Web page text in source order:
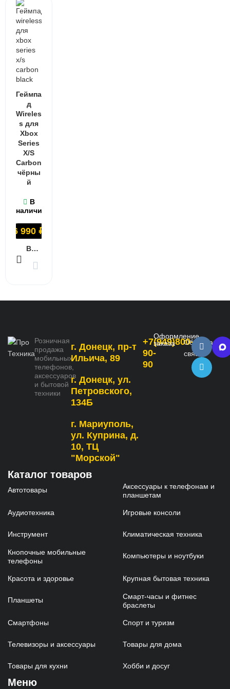
Геймпа
д
Wireles
s для
Xbox
Series
X/S
Carbon
чёрны
й
В
наличии
6 990 ₽
В КОРЗИНУ
Розничная
продажа
мобильных
телефонов,
аксессуаров
и бытовой
техники
г. Донецк, пр-т
Ильича, 89
г. Донецк, ул.
Петровского,
134Б
г. Мариуполь,
ул. Куприна, д.
10, ТЦ
"Морской"
+7(949)800-
90-
90
Оформление
заказа
Обратная
связь
Каталог товаров
Автотовары
Аксессуары к телефонам и
планшетам
Аудиотехника Игровые консоли
Инструмент Климатическая техника
Кнопочные мобильные
телефоны
Компьютеры и ноутбуки
Красота и здоровье Крупная бытовая техника
Планшеты
Смарт-часы и фитнес
браслеты
Смартфоны Спорт и туризм
Телевизоры и аксессуары Товары для дома
Товары для кухни Хобби и досуг
Меню